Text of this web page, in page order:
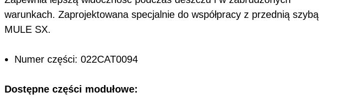
warunkach. Zaprojektowana specjalnie do współpracy z przednią szybą
MULE SX.
Numer części: 022CAT0094
Dostępne części modułowe: